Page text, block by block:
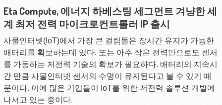
Eta Compute, 에너지 하베스팅 세그먼트 겨냥한 세
계 최저 전력 마이크로컨트롤러 IP 출시
사물인터넷(IoT)에서 가장 큰 걸림돌은 장시간 유지가 가능한
배터리를 확보하는데 있다. 또는 아주 작은 전력만으로도 센서
를 가동하는 저전력 기술의 확보가 필요하다. 배터리의 지속시
간 만큼 사물인터넷 센서의 수명이 유지된다고 볼 수 있기 때
문이다. 이에 많은 기업들이 IoT를 위한 저전력 솔루션 개발에
나서고 있는 중이다.